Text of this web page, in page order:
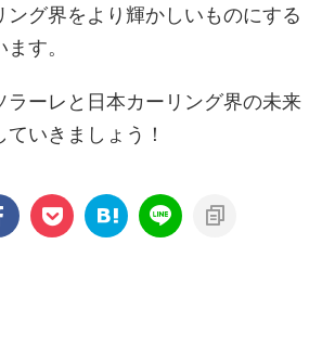
ング界をより輝かしいものにする
す。
ラーレと日本カーリング界の未来
いきましょう！